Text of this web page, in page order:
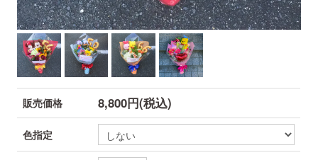
販売価格 8,800円(税込)
色指定